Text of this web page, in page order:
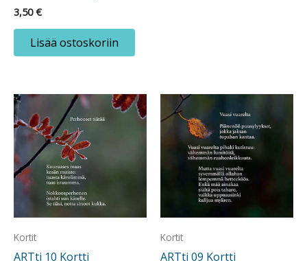
3,50€
Lisää ostoskoriin
Kortit
ARTti 10 Kortti
Kortit
ARTti 09 Kortti